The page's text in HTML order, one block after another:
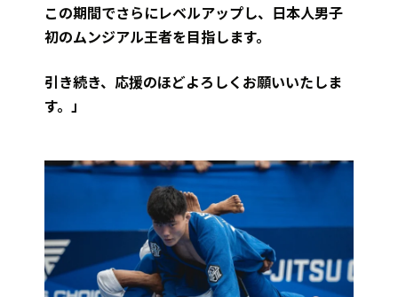
この期間でさらにレベルアップし、日本人男子
初のムンジアル王者を目指します。
引き続き、応援のほどよろしくお願いいたしま
す。」